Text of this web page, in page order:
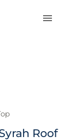
Roof